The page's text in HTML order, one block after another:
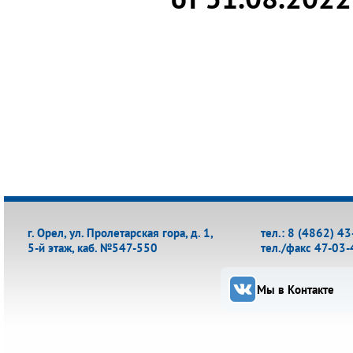
г. Орел, ул. Пролетарская гора, д. 1,
5-й этаж, каб. №547-550
тел.: 8 (4862)
тел./факс 47-
Мы в Контакте